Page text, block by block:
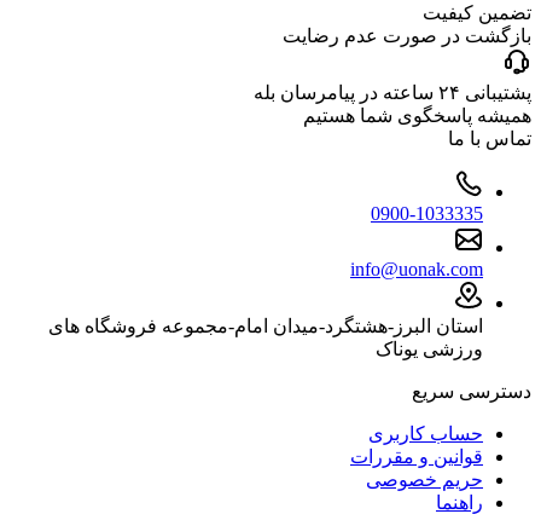
تضمین کیفیت
بازگشت در صورت عدم رضایت
پشتیبانی ۲۴ ساعته در پیامرسان بله
همیشه پاسخگوی شما هستیم
تماس با ما
0900-1033335
info@uonak.com
استان البرز-هشتگرد-میدان امام-مجموعه فروشگاه های
ورزشی یوناک
دسترسی سریع
حساب کاربری
قوانین و مقررات
حریم خصوصی
راهنما